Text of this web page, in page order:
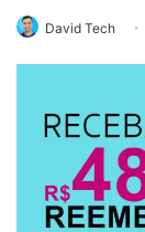
David Tech